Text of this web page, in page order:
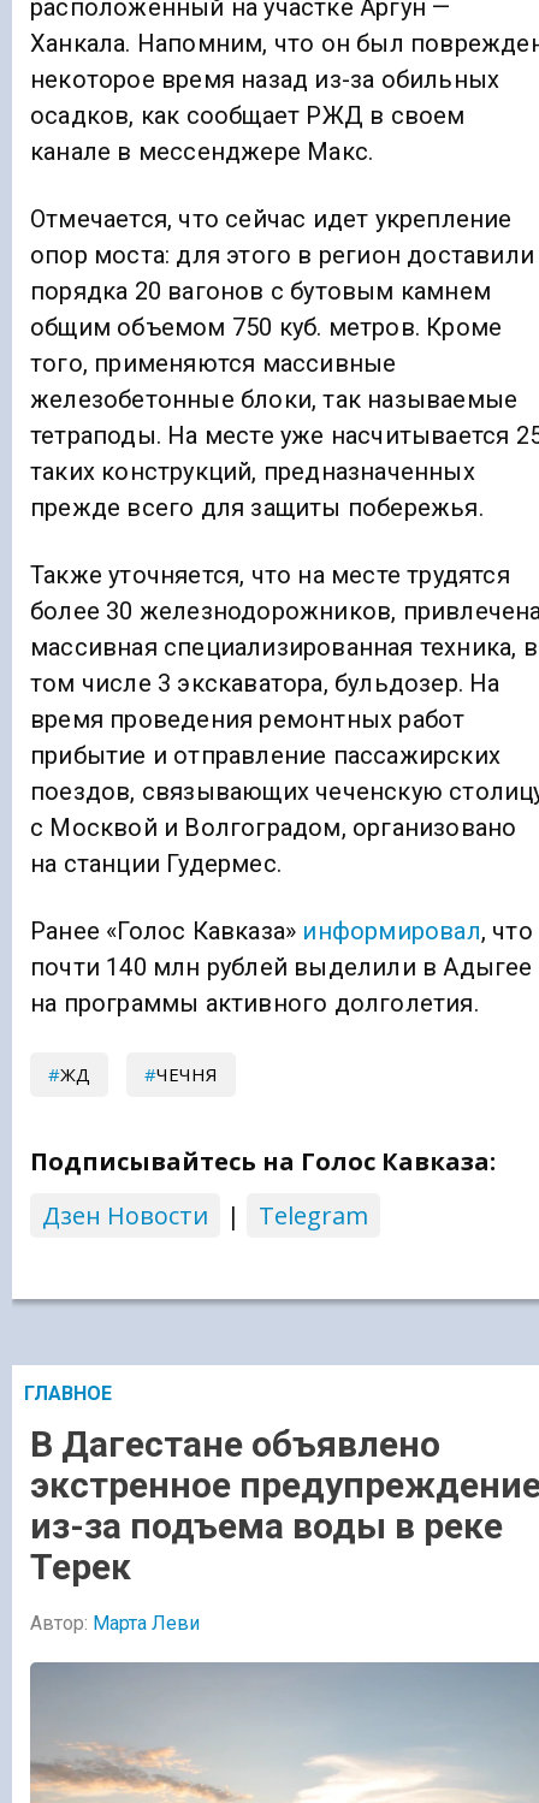
расположенный на участке Аргун —
Ханкала. Напомним, что он был
некоторое время назад из-за обильных
осадков, как сообщает РЖД в своем
канале в мессенджере Макс.
Отмечается, что сейчас идет укрепление
опор моста: для этого в регион доставили
порядка 20 вагонов с бутовым камнем
общим объемом 750 куб. метров. Кроме
того, применяются массивные
железобетонные блоки, так называемые
тетраподы. На месте уже насчитывается
таких конструкций, предназначенных
прежде всего для защиты побережья.
Также уточняется, что на месте трудятся
более 30 железнодорожников,
массивная специализированная техника, в
том числе 3 экскаватора, бульдозер. На
время проведения ремонтных работ
прибытие и отправление пассажирских
поездов, связывающих чеченскую
с Москвой и Волгоградом, организовано
на станции Гудермес.
Ранее «Голос Кавказа» информировал, что
почти 140 млн рублей выделили в Адыгее
на программы активного долголетия.
ЖД ЧЕЧНЯ
Подписывайтесь на Голос Кавказа:
Дзен Новости
| Telegram
ГЛАВНОЕ
В Дагестане объявлено
экстренное
из-за подъема воды в реке
Терек
Автор: Марта Леви